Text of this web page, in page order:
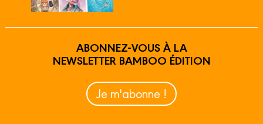
ABONNEZ-VOUS À LA
NEWSLETTER BAMBOO ÉDITION
Je m'abonne !